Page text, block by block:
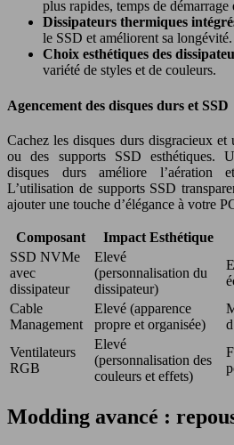
plus rapides, temps de
Dissipateurs thermiques
le SSD et améliorent sa longévité.
Choix esthétiques des
variété de styles et de couleurs.
Agencement des disques durs et SSD
Cachez les disques durs disgracieux et
ou des supports SSD esthétiques.
disques durs améliore l’aération
L’utilisation de supports SSD
ajouter une touche d’élégance à votre
Composant Impact Esthétique
SSD NVMe
avec
dissipateur
Elevé
(personnalisation du
dissipateur)
Cable
Management
Elevé (apparence
propre et organisée)
Ventilateurs
RGB
Elevé
(personnalisation des
couleurs et effets)
Modding avancé :